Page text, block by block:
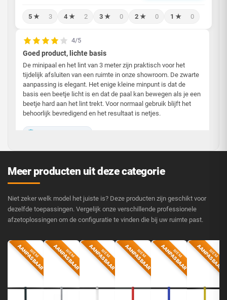
5 ★ 3 4 ★ 2 3 ★ 0 2 ★ 0 1 ★ 0
4/5
Goed product, lichte basis
De minipaal en het lint van 3 meter zijn praktisch voor het
tijdelijk afsluiten van een ruimte in onze showroom. De zwarte
aanpassing is elegant. Het enige kleine minpunt is dat de
basis een beetje licht is en dat de paal kan bewegen als je een
beetje hard aan het lint trekt. Voor normaal gebruik blijft het
behoorlijk bevredigend en het resultaat is netjes.
Utile ? 👍 5 👎0 🚩
4/5
Meer producten uit deze categorie
Niet zeker welk model het juiste is? Deze producten zijn geschikt voor
dezelfde toepassingen. Vergelijk onze verschillende professionele
afzetoplossingen om de configuratie te vinden die bij uw ruimte past.
RIEM
AANPASBAAR RIEM
AANPASBAAR RIEM
AANPASBAAR RIEM
AANPASBAAR RIEM
AANPASBAAR RIEM
AANPASBAAR